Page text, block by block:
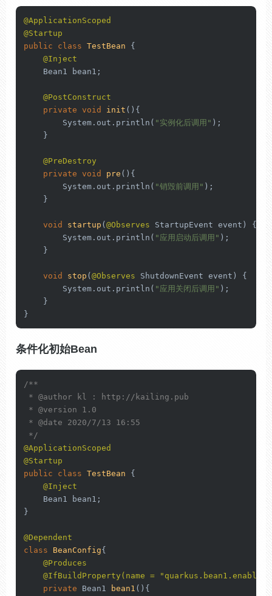
@ApplicationScoped
@Startup
public
class TestBean {
@Inject
    Bean1 bean1;
@PostConstruct
private void init () {
        System.out.println(
"实例化后调用" );
    }
@PreDestroy
private void pre () {
        System.out.println(
"销毁前调用" );
    }
void startup ( @Observes StartupEvent event)
{
        System.out.println(
"应用启动后调用" );
    }
void stop ( @Observes ShutdownEvent event)
{
        System.out.println(
"应用关闭后调用" );
    }
}
条件化初始Bean
/**
* @author kl : http://kailing.pub
* @version 1.0
* @date 2020/7/13 16:55
*/
@ApplicationScoped
@Startup
public
class TestBean {
@Inject
    Bean1 bean1;
}
@Dependent
class
BeanConfig{
@Produces
@IfBuildProperty(name =
private Bean1 bean1 () {